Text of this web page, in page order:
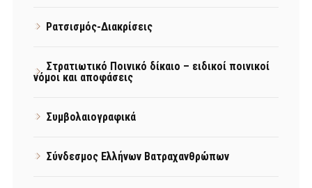
Ρατσισμός-Διακρίσεις
Στρατιωτικό Ποινικό δίκαιο – ειδικοί ποινικοί
νόμοι και αποφάσεις
Συμβολαιογραφικά
Σύνδεσμος Ελλήνων Βατραχανθρώπων